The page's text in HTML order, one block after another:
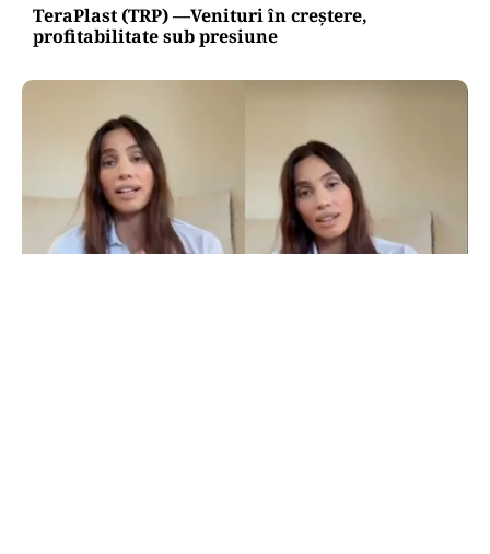
TeraPlast (TRP) —Venituri în creștere,
profitabilitate sub presiune